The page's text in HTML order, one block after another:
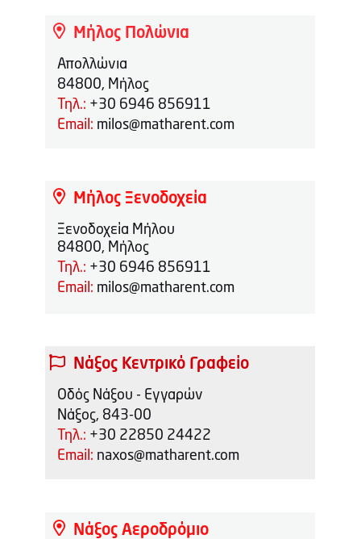
Μήλος Πολώνια
Απολλώνια
84800, Μήλος
Τηλ.: +30 6946 856911
Email: milos@matharent.com
Μήλος Ξενοδοχεία
Ξενοδοχεία Μήλου
84800, Μήλος
Τηλ.: +30 6946 856911
Email: milos@matharent.com
Νάξος Κεντρικό Γραφείο
Οδός Νάξου - Εγγαρών
Νάξος, 843-00
Τηλ.: +30 22850 24422
Email: naxos@matharent.com
Νάξος Αεροδρόμιο